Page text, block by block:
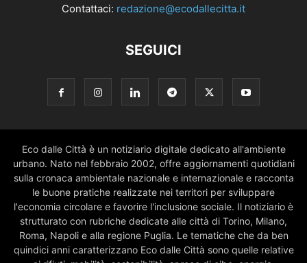
Contattaci: redazione@ecodallecitta.it
SEGUICI
Eco dalle Città è un notiziario digitale dedicato all'ambiente
urbano. Nato nel febbraio 2002, offre aggiornamenti quotidiani
sulla cronaca ambientale nazionale e internazionale e racconta
le buone pratiche realizzate nei territori per sviluppare
l'economia circolare e favorire l'inclusione sociale. Il notiziario è
strutturato con rubriche dedicate alle città di Torino, Milano,
Roma, Napoli e alla regione Puglia. Le tematiche che da ben
quindici anni caratterizzano Eco dalle Città sono quelle relative